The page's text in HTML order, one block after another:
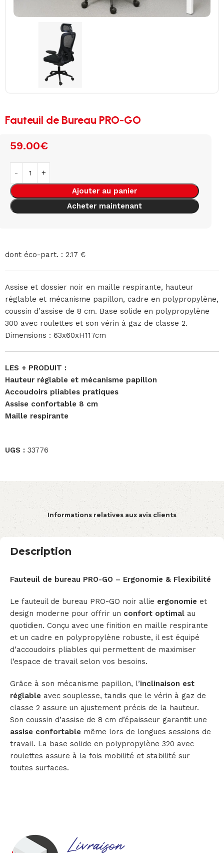
Fauteuil de Bureau PRO-GO
59.00€
Ajouter au panier
Acheter maintenant
dont éco-part. : 2.17 €
Assise et dossier noir en maille respirante, hauteur
réglable et mécanisme papillon, cadre en polypropylène,
coussin d’assise de 8 cm. Base solide en polypropylène
300 avec roulettes et son vérin à gaz de classe 2.
Dimensions : 63x60xH117cm
LES + PRODUIT :
Hauteur réglable et mécanisme papillon
Accoudoirs pliables pratiques
Assise confortable 8 cm
Maille respirante
UGS : 33776
Informations relatives aux avis clients
Description
Fauteuil de bureau PRO-GO – Ergonomie & Flexibilité
Le fauteuil de bureau PRO-GO noir allie ergonomie et
design moderne pour offrir un confort optimal au
quotidien. Conçu avec une finition en maille respirante
et un cadre en polypropylène robuste, il est équipé
d’accoudoirs pliables qui permettent de maximiser
l’espace de travail selon vos besoins.
Grâce à son mécanisme papillon, l’inclinaison est
réglable avec souplesse, tandis que le vérin à gaz de
classe 2 assure un ajustement précis de la hauteur.
Son coussin d’assise de 8 cm d’épaisseur garantit une
assise confortable même lors de longues sessions de
travail. La base solide en polypropylène 320 avec
roulettes assure à la fois mobilité et stabilité sur
toutes surfaces.